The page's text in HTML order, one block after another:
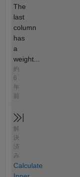
The
last
column
has
a
weight...
約
6
年
前
解
決
済
み
Calculate